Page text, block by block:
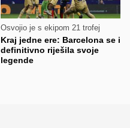
Osvojio je s ekipom 21 trofej
Kraj jedne ere: Barcelona se i
definitivno riješila svoje
legende